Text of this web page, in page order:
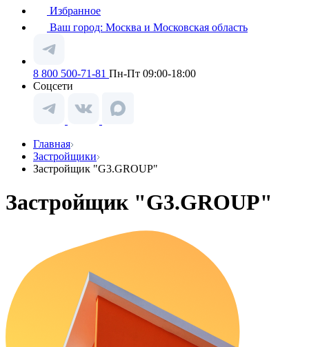
Избранное
Ваш город: Москва и Московская область
8 800 500-71-81 Пн-Пт 09:00-18:00
Соцсети
Главная
Застройщики
Застройщик "G3.GROUP"
Застройщик "G3.GROUP"